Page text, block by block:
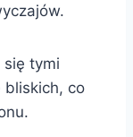
się tymi
bliskich, co